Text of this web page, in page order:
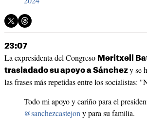
23:07
La expresidenta del Congreso Meritxell
trasladado su apoyo a Sánchezy se
las frases más repetidas entre los socialistas:
Todo mi apoyo y cariño para el
@sanchezcastejony para su familia.